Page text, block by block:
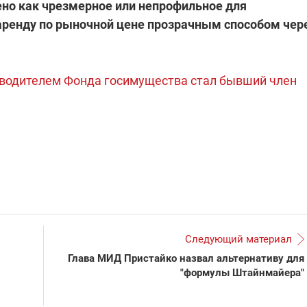
как чрезмерное или непрофильное для
по рыночной цене прозрачным способом
Фонда госимущества стал бывший член
Следующий материал
Глава МИД Пристайко назвал альтернативу для
"формулы Штайнмайера"
сбор
которые снимают на
самых горячих
фронт": стрелковая